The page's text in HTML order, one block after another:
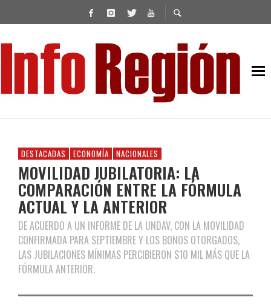
DESTACADAS ECONOMÍA NACIONALES
MOVILIDAD JUBILATORIA: LA
COMPARACIÓN ENTRE LA FÓRMULA
ACTUAL Y LA ANTERIOR
DE ACUERDO A UN INFORME DE LA UNDAV, CON LA MOVILIDAD
CONFIRMADA PARA SEPTIEMBRE Y LOS BONOS OTORGADOS,
LAS JUBILACIONES MÍNIMAS PERCIBIERON $10 MIL MÁS QUE LA
FÓRMULA ANTERIOR.